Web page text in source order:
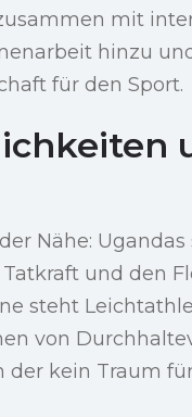
mit
hinzu
für den Sport.
Nähe:
und den
steht
von
kein Traum